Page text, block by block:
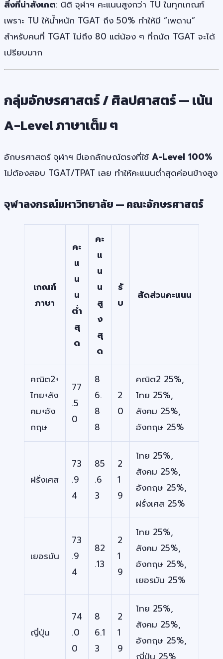
สิ่งที่น่าสังเกต: นิติ จุฬาฯ คะแนนสูงกว่า TU ในทุกเกณฑ์
เพราะ TU ให้น้ำหนัก TGAT ถึง 50% ทำให้มี “เพดาน”
สำหรับคนที่ TGAT ไม่ถึง 80 แต่น้อง ๆ ที่ถนัด TGAT จะได้
เปรียบมาก
กลุ่มอักษรศาสตร์ / ศิลปศาสตร์ — เน้น
A-Level ภาษาเต็ม ๆ
อักษรศาสตร์ จุฬาฯ มีเอกลักษณ์ตรงที่ใช้ A-Level 100%
ไม่ต้องสอบ TGAT/TPAT เลย ทำให้คะแนนต่ำสุดค่อนข้างสูง
จุฬาลงกรณ์มหาวิทยาลัย — คณะอักษรศาสตร์
เกณฑ์
ภาษา
คะ
แ
น
น
ต่ำ
สุ
ด
คะ
แ
น
น
สู
ง
สุ
ด
รั
บ
สัดส่วนคะแนน
คณิต2+
ไทย+สัง
คม+อัง
กฤษ
77
.5
0
8
6.
8
8
2
0
คณิต2 25%,
ไทย 25%,
สังคม 25%,
อังกฤษ 25%
ฝรั่งเศส
73
.9
4
85
.6
3
2
1
9
ไทย 25%,
สังคม 25%,
อังกฤษ 25%,
ฝรั่งเศส 25%
เยอรมัน
73
.9
4
82
.13
2
1
9
ไทย 25%,
สังคม 25%,
อังกฤษ 25%,
เยอรมัน 25%
ญี่ปุ่น
74
.0
0
8
6.1
3
2
1
9
ไทย 25%,
สังคม 25%,
อังกฤษ 25%,